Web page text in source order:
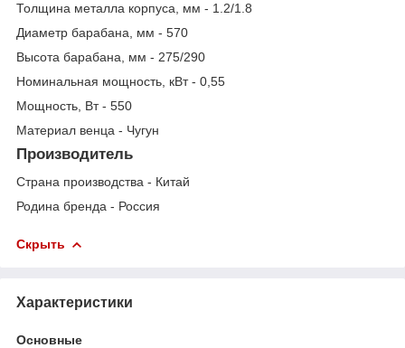
Толщина металла корпуса, мм - 1.2/1.8
Диаметр барабана, мм - 570
Высота барабана, мм - 275/290
Номинальная мощность, кВт - 0,55
Мощность, Вт - 550
Материал венца - Чугун
Производитель
Страна производства - Китай
Родина бренда - Россия
Скрыть
Характеристики
Основные